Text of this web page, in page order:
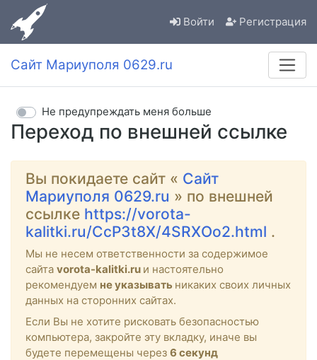
Войти Регистрация
Сайт Мариуполя 0629.ru
Переход по внешней ссылке
Не предупреждать меня больше
Вы покидаете сайт « Сайт
Мариуполя 0629.ru » по внешней
ссылке https://vorota-
kalitki.ru/CcP3t8X/4SRXOo2.html .
Мы не несем ответственности за содержимое
сайта vorota-kalitki.ru и настоятельно
рекомендуем не указывать никаких своих личных
данных на сторонних сайтах.
Если Вы не хотите рисковать безопасностью
компьютера, закройте эту вкладку, иначе вы
будете перемещены через 6 секунд